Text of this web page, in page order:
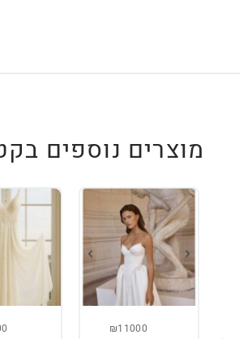
מוצרים נוספים
₪11000